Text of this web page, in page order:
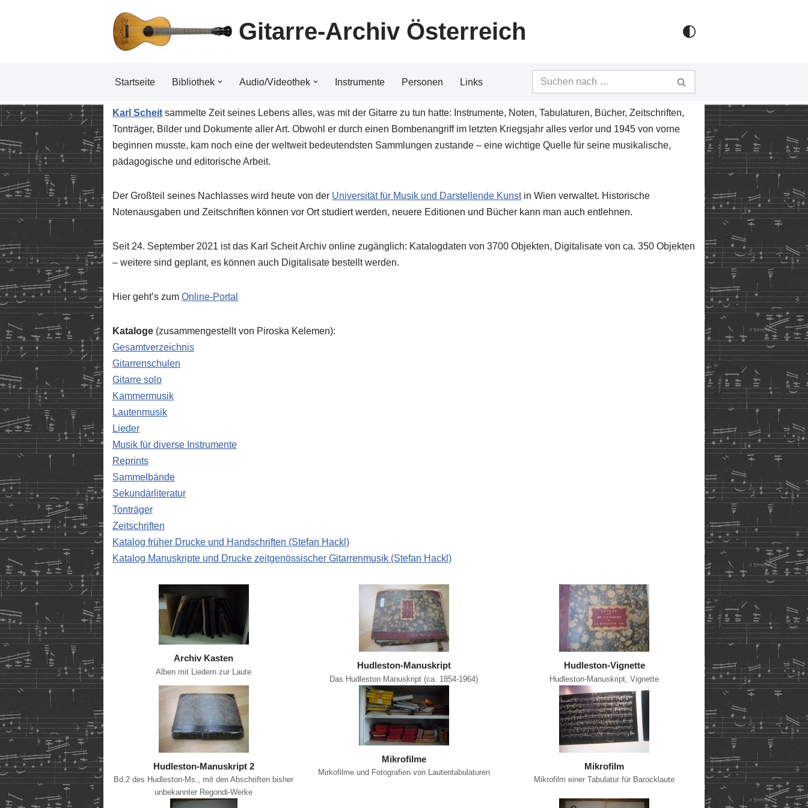
Gitarre-Archiv Österreich
Startseite Bibliothek Audio/Videothek Instrumente Personen Links
Karl Scheit sammelte Zeit seines Lebens alles, was mit der Gitarre zu tun hatte: Instrumente, Noten, Tabulaturen, Bücher, Zeitschriften,
Tonträger, Bilder und Dokumente aller Art. Obwohl er durch einen Bombenangriff im letzten Kriegsjahr alles verlor und 1945 von vorne
beginnen musste, kam noch eine der weltweit bedeutendsten Sammlungen zustande – eine wichtige Quelle für seine musikalische,
pädagogische und editorische Arbeit.
Der Großteil seines Nachlasses wird heute von der Universität für Musik und Darstellende Kunstin Wien verwaltet. Historische
Notenausgaben und Zeitschriften können vor Ort studiert werden, neuere Editionen und Bücher kann man auch entlehnen.
Seit 24. September 2021 ist das Karl Scheit Archiv online zugänglich: Katalogdaten von 3700 Objekten, Digitalisate von ca. 350 Objekten
– weitere sind geplant, es können auch Digitalisate bestellt werden.
Hier geht’s zum Online-Portal
Kataloge (zusammengestellt von Piroska Kelemen):
Gesamtverzeichnis
Gitarrenschulen
Gitarre solo
Kammermusik
Lautenmusik
Lieder
Musik für diverse Instrumente
Reprints
Sammelbände
Sekundärliteratur
Tonträger
Zeitschriften
Katalog früher Drucke und Handschriften (Stefan Hackl)
Katalog Manuskripte und Drucke zeitgenössischer Gitarrenmusik (Stefan Hackl)
Archiv Kasten
Alben mit Liedern zur Laute
Hudleston-Manuskript
Das Hudleston Manuskript (ca. 1854-1964)
Hudleston-Vignette
Hudleston-Manuskript, Vignette
Hudleston-Manuskript 2
Bd.2 des Hudleston-Ms., mit den Abschriften bisher
unbekannter Regondi-Werke
Mikrofilme
Mirkofilme und Fotografien von Lautentabulaturen
Mikrofilm
Mikrofilm einer Tabulatur für Barocklaute